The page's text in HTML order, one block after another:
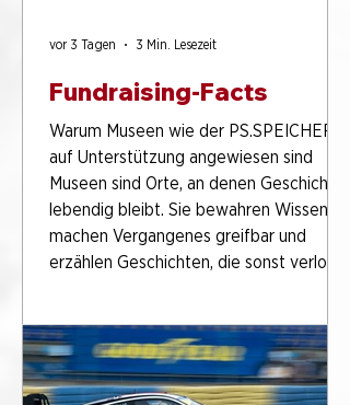
Fundraising‑Facts
Warum Museen wie der PS.SPEICHER
auf Unterstützung angewiesen sind
Museen sind Orte, an denen Geschichte
lebendig bleibt. Sie bewahren Wissen,
machen Vergangenes greifbar und
erzählen Geschichten, die sonst verloren
Raum voller Technik, Erinnerungen und
Begegnungen. Was für Besucher
selbstverständlich wirkt -
vor 3 Tagen 3 Min. Lesezeit